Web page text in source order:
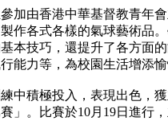
加由香港中華基督教青年
作各式各樣的氣球藝術品
本技巧，還提升了各方面
能力等，為校園生活增添愉
中積極投入，表現出色，
」。比賽於10月19日進行